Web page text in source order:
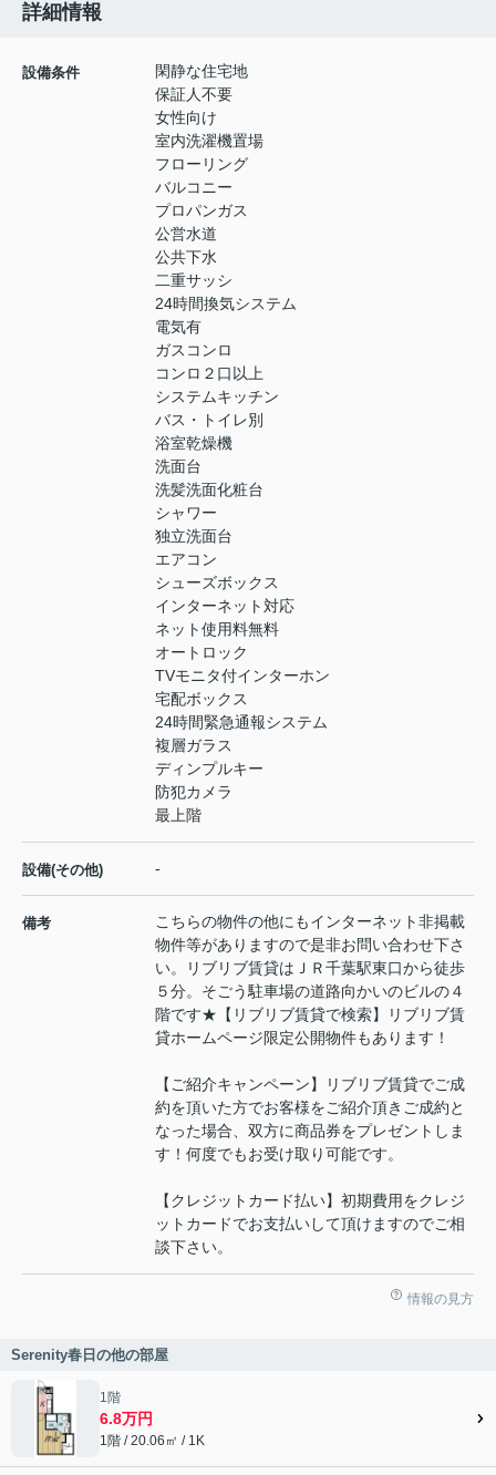
詳細情報
設備条件
閑静な住宅地
保証人不要
女性向け
室内洗濯機置場
フローリング
バルコニー
プロパンガス
公営水道
公共下水
二重サッシ
24時間換気システム
電気有
ガスコンロ
コンロ２口以上
システムキッチン
バス・トイレ別
浴室乾燥機
洗面台
洗髪洗面化粧台
シャワー
独立洗面台
エアコン
シューズボックス
インターネット対応
ネット使用料無料
オートロック
TVモニタ付インターホン
宅配ボックス
24時間緊急通報システム
複層ガラス
ディンプルキー
防犯カメラ
最上階
設備(その他) -
備考
こちらの物件の他にもインターネット非掲載
物件等がありますので是非お問い合わせ下さ
い。リブリブ賃貸はＪＲ千葉駅東口から徒歩
５分。そごう駐車場の道路向かいのビルの４
階です★【リブリブ賃貸で検索】リブリブ賃
貸ホームページ限定公開物件もあります！
【ご紹介キャンペーン】リブリブ賃貸でご成
約を頂いた方でお客様をご紹介頂きご成約と
なった場合、双方に商品券をプレゼントしま
す！何度でもお受け取り可能です。
【クレジットカード払い】初期費用をクレジ
ットカードでお支払いして頂けますのでご相
談下さい。
情報の見方
Serenity春日の他の部屋
1階
6.8万円
1階 / 20.06㎡ / 1K